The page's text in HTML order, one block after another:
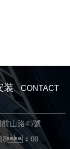
装
CONTACT
前山路45號
：00